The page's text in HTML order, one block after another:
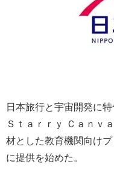
日本旅行と宇宙開発に
Ｓｔａｒｒｙ Ｃａｎｖ
材とした教育機関向け
に提供を始めた。